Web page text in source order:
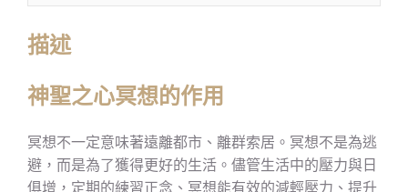
描述
神聖之心冥想的作用
冥想不一定意味著遠離都市、離群索居。冥想不是為逃
避，而是為了獲得更好的生活。儘管生活中的壓力與日
俱增，定期的練習正念、冥想能有效的減輕壓力、提升